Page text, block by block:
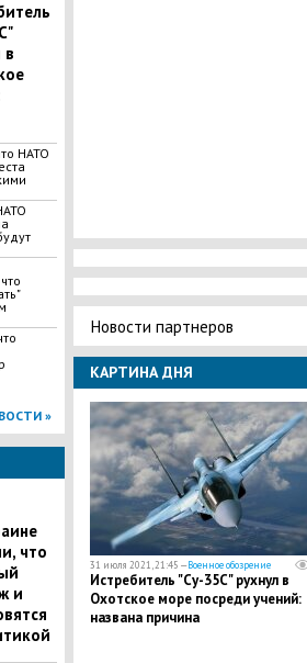
в
НАТО
»
что
и
Новости партнеров
КАРТИНА ДНЯ
31 июля 2021, 21:45 —Военное обозрение
Истребитель "Су-35С" рухнул в
Охотское море посреди учений:
названа причина